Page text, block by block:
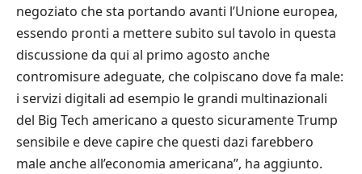
negoziato che sta portando avanti l’Unione europea,
essendo pronti a mettere subito sul tavolo in questa
discussione da qui al primo agosto anche
contromisure adeguate, che colpiscano dove fa male:
i servizi digitali ad esempio le grandi multinazionali
del Big Tech americano a questo sicuramente Trump
sensibile e deve capire che questi dazi farebbero
male anche all’economia americana”, ha aggiunto.